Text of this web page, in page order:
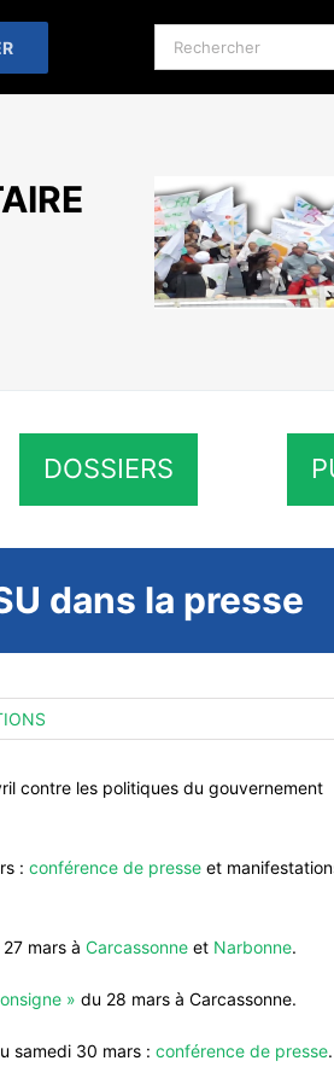
Rechercher:
DOSSIERS
dans la presse
contre les politiques du gouvernement
: conférence de presse et
mars à Carcassonne et Narbonne.
» du 28 mars à Carcassonne.
samedi 30 mars : conférence de presse.